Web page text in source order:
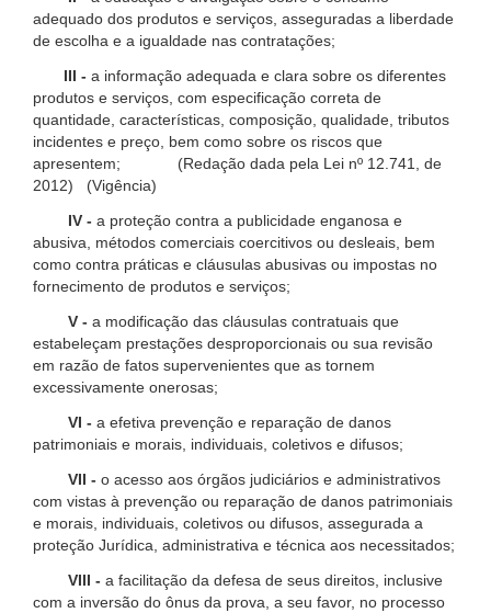
adequado dos produtos e serviços, asseguradas a liberdade
de escolha e a igualdade nas contratações;
III - a informação adequada e clara sobre os diferentes
produtos e serviços, com especificação correta de
quantidade, características, composição, qualidade, tributos
incidentes e preço, bem como sobre os riscos que
apresentem; (Redação dada pela Lei nº 12.741, de
2012) (Vigência)
IV - a proteção contra a publicidade enganosa e
abusiva, métodos comerciais coercitivos ou desleais, bem
como contra práticas e cláusulas abusivas ou impostas no
fornecimento de produtos e serviços;
V - a modificação das cláusulas contratuais que
estabeleçam prestações desproporcionais ou sua revisão
em razão de fatos supervenientes que as tornem
excessivamente onerosas;
VI - a efetiva prevenção e reparação de danos
patrimoniais e morais, individuais, coletivos e difusos;
VII - o acesso aos órgãos judiciários e administrativos
com vistas à prevenção ou reparação de danos patrimoniais
e morais, individuais, coletivos ou difusos, assegurada a
proteção Jurídica, administrativa e técnica aos necessitados;
VIII - a facilitação da defesa de seus direitos, inclusive
com a inversão do ônus da prova, a seu favor, no processo